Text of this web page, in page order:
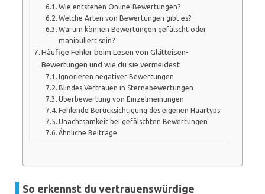
Wie entstehen Online-Bewertungen?
Welche Arten von Bewertungen gibt es?
Warum können Bewertungen gefälscht oder
manipuliert sein?
Häufige Fehler beim Lesen von Glätteisen-
Bewertungen und wie du sie vermeidest
Ignorieren negativer Bewertungen
Blindes Vertrauen in Sternebewertungen
Überbewertung von Einzelmeinungen
Fehlende Berücksichtigung des eigenen Haartyps
Unachtsamkeit bei gefälschten Bewertungen
Ähnliche Beiträge:
So erkennst du vertrauenswürdige